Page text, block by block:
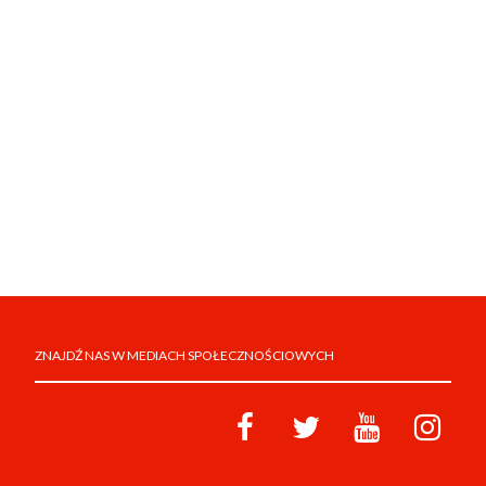
ZNAJDŹ NAS W MEDIACH SPOŁECZNOŚCIOWYCH